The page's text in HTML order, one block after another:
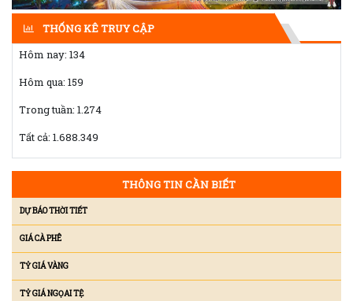
THỐNG KÊ TRUY CẬP
Hôm nay:134
Hôm qua: 159
Trong tuần:1.274
Tất cả:1.688.349
GIÁ CÀ PHÊ